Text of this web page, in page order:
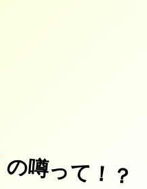
の噂って！？